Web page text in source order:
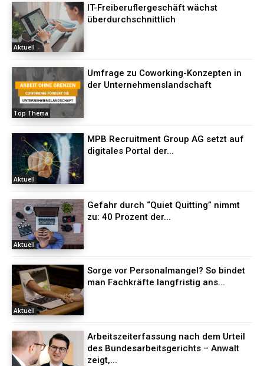
Aktuell
IT-Freiberuflergeschäft wächst
überdurchschnittlich
Top Thema
Umfrage zu Coworking-Konzepten in
der Unternehmenslandschaft
Aktuell
MPB Recruitment Group AG setzt auf
digitales Portal der...
Aktuell
Gefahr durch “Quiet Quitting” nimmt
zu: 40 Prozent der...
Aktuell
Sorge vor Personalmangel? So bindet
man Fachkräfte langfristig ans...
Arbeitszeiterfassung nach dem Urteil
des Bundesarbeitsgerichts – Anwalt
zeigt,...